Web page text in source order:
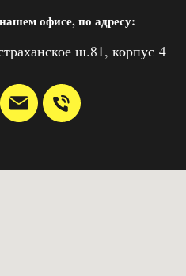
офисе, по адресу:
ш.81, корпус 4